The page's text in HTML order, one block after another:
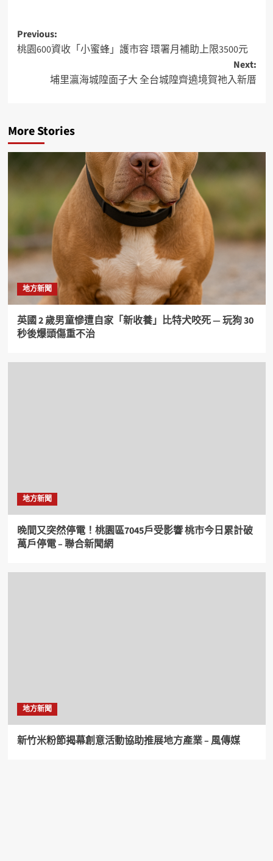
Previous:
桃園600資收「小蜜蜂」護市容 環署月補助上限3500元
Next:
埔里瀛海城隍面子大 全台城隍齊遶境賀祂入新厝
More Stories
地方新聞
英國 2 歲男童慘遭自家「新收養」比特犬咬死 — 玩狗 30
秒後爆頭傷重不治
地方新聞
晚間又突然停電！桃園區7045戶受影響 桃市今日累計破
萬戶停電 – 聯合新聞網
地方新聞
新竹米粉節揭幕創意活動協助推展地方產業 – 風傳媒